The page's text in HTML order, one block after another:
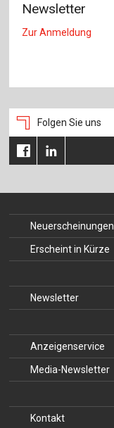
Newsletter
Zur Anmeldung
Folgen Sie uns
Neuerscheinungen
Erscheint in Kürze
Newsletter
Anzeigenservice
Media-Newsletter
Kontakt